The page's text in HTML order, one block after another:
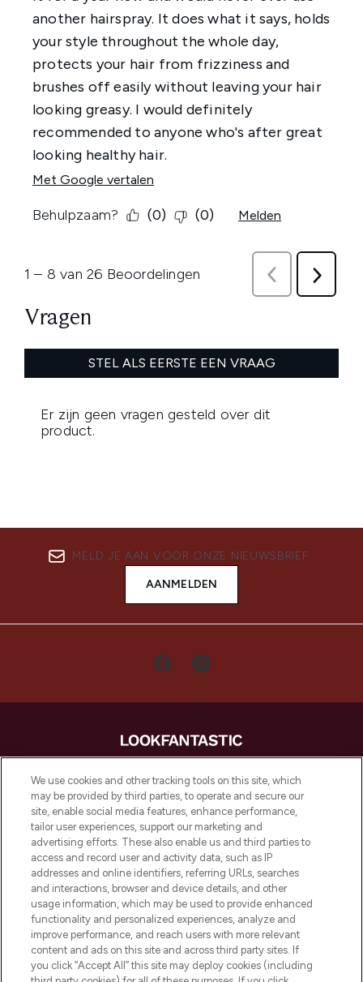
MELD JE AAN VOOR ONZE NIEUWSBRIEF
AANMELDEN
LOOKFANTASTIC is de ultieme online
beautybestemming van Europa, met de
beste huidverzorging, haarproducten en
make-up van meer dan 200 topmerken.
Shop online of via de app, met gratis
verzending vanaf €40.
Cookie-toestemming
Do Not Sell or Share My Personal
Information
HELP & INFORMATIE
We use cookies and other tracking tools on this site, which
may be provided by third parties, to operate and secure our
site, enable social media features, enhance performance,
tailor user experiences, support our marketing and
advertising efforts. These also enable us and third parties to
access and record user and activity data, such as IP
addresses and online identifiers, referring URLs, searches
and interactions, browser and device details, and other
usage information, which may be used to provide enhanced
functionality and personalized experiences, analyze and
improve performance, and reach users with more relevant
content and ads on this site and across third party sites. If
you click “Accept All” this site may deploy cookies (including